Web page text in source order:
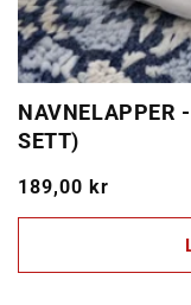
NAVNELAPPER
SETT)
Vanlig
pris
189,00 kr